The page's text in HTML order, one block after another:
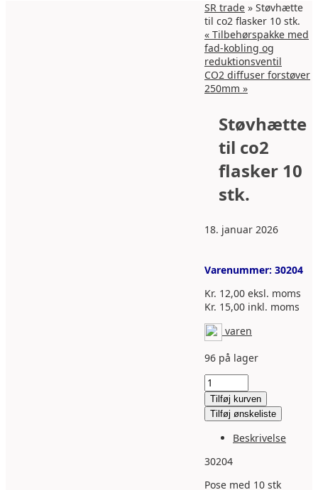
SR trade » Støvhætte
til co2 flasker 10 stk.
« Tilbehørspakke med
fad-kobling og
reduktionsventil
CO2 diffuser forstøver
250mm »
Støvhætte
til co2
flasker 10
stk.
18. januar 2026
Varenummer: 30204
Kr. 12,00 eksl. moms
Kr. 15,00 inkl. moms
varen
96 på lager
Støvhætte
til
co2
flasker
antal
Tilføj kurven
Tilføj ønskeliste
Beskrivelse
30204
Pose med 10 stk